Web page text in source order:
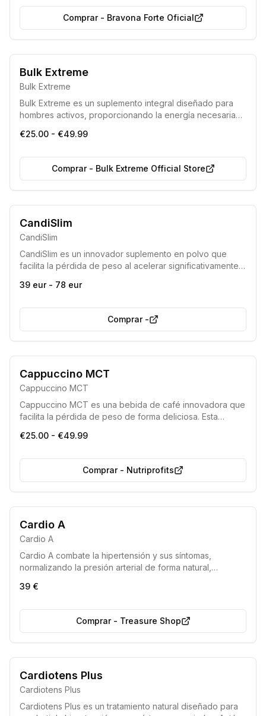
desarrollo mamario y regular la actividad hormonal.
Comprar- Bravona Forte Oficial
Bulk Extreme
Bulk Extreme
Bulk Extreme es un suplemento integral diseñado para
hombres activos, proporcionando la energía necesaria
entrenamiento y fomentando el crecimiento muscular. Sus
optimizan los niveles de testosterona y reducen la fatiga.
€25.00 - €49.99
Comprar- Bulk Extreme Official Store
CandiSlim
CandiSlim
CandiSlim es un innovador suplemento en polvo que
facilita la pérdida de peso al acelerar significativamente
el cuerpo. Permite una entrada rápida en el estado de
39 eur - 78 eur
Comprar-
Producto de alta calidad
Cappuccino MCT
Cappuccino MCT
Cappuccino MCT es una bebida de café innovadora que
facilita la pérdida de peso de forma deliciosa. Esta
acumulación de lípidos y promueve una prolongada
€25.00 - €49.99
Comprar- Nutriprofits
Cardio A
Cardio A
Cardio A combate la hipertensión y sus síntomas,
normalizando la presión arterial de forma natural,
infartos y accidentes cerebrovasculares. Baja el nivel de
39 €
Comprar- Treasure Shop
Cardiotens Plus
Cardiotens Plus
Cardiotens Plus es un tratamiento natural diseñado para